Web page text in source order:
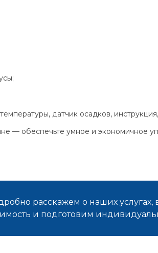
датчик осадков,
— обеспечьте умное и экономичное
расскажем о наших услугах,
и подготовим